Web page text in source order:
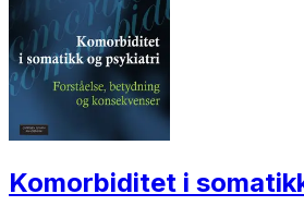
Komorbiditet i